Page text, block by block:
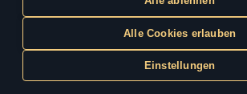
Alle Cookies erlauben
Einstellungen
© 2020—2026 Gaijin Games Kft. Alle
Markennamen sind Eigentum ihrer